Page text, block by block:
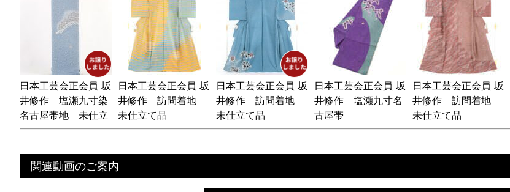
日本工芸会正会員 坂
井修作 塩瀬九寸染
名古屋帯地 未仕立
て品
日本工芸会正会員 坂
井修作 訪問着地
未仕立て品
日本工芸会正会員 坂
井修作 訪問着地
未仕立て品
日本工芸会正会員 坂
井修作 塩瀬九寸名
古屋帯
日本工芸会正会員 坂
井修作 訪問着地
未仕立て品
関連動画のご案内